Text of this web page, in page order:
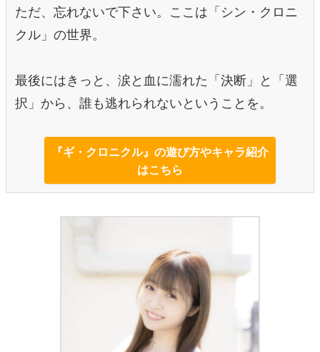
ただ、忘れないで下さい。ここは「シン・クロニ
クル」の世界。
最後にはきっと、涙と血に濡れた「決断」と「選
択」から、誰も逃れられないということを。
『ギ・クロニクル』の遊び方やキャラ紹介
はこちら